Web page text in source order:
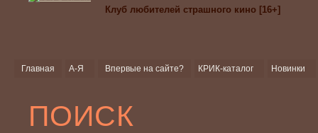
Клуб любителей страшного кино [16+]
Главная А-Я Впервые на сайте? КРИК-каталог Новинки
ПОИСК